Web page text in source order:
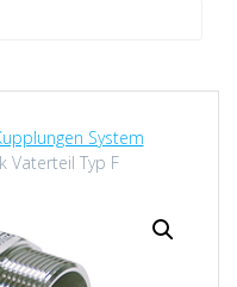
System
Vaterteil Typ F